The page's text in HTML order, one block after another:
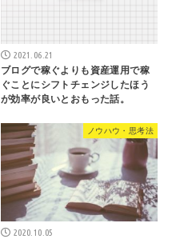
2021.06.21
ブログで稼ぐよりも資産運用で稼
ぐことにシフトチェンジしたほう
が効率が良いとおもった話。
ノウハウ・思考法
2020.10.05